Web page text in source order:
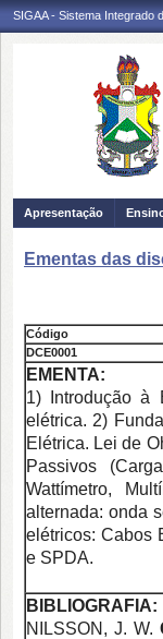
SIGAA - Sistema Integrado
Apresentação
Ementas das
Código
DCE0001
EMENTA:
1) Introdução à
elétrica. 2)
Elétrica. Lei de
Passivos
Wattímetro,
alternada: onda
elétricos: Cabos
e SPDA.
BIBLIOGRAFIA:
NILSSON, J. W.